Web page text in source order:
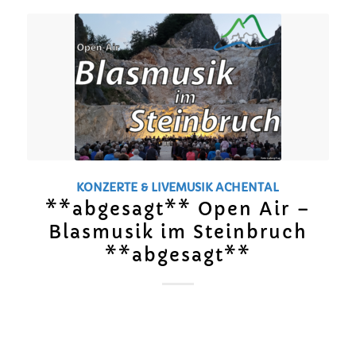
KONZERTE & LIVEMUSIK ACHENTAL
**abgesagt** Open Air –
Blasmusik im Steinbruch
**abgesagt**